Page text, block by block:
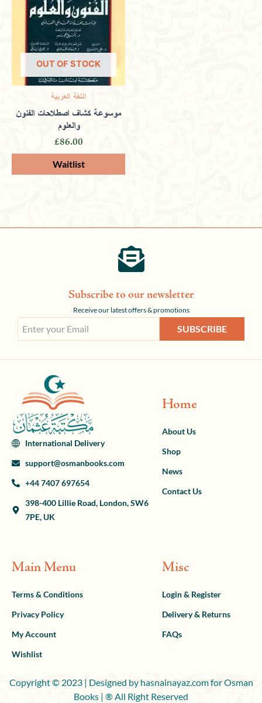
OUT OF STOCK
اللغة العربية
موسوعة كشاف اصطلاحات الفنون
والعلوم
£86.00
Subscribe to our newsletter
Receive our latest offers & promotions
SUBSCRIBE
International Delivery
support@osmanbooks.com
+44 7407 697654
398-400 Lillie Road, London, SW6
7PE, UK
Home
About Us
Shop
News
Contact Us
Main Menu
Terms & Conditions
Privacy Policy
My Account
Wishlist
Misc
Login & Register
Delivery & Returns
FAQs
Copyright © 2023 | Designed by hasnainayaz.com for Osman
Books | ® All Right Reserved